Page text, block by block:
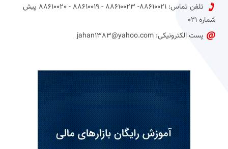
تلفن تماس: 88610021- 88610023 - 88610019 - 88610020 پیش
شماره 021
پست الکترونیکی: jahan1383@yahoo.com